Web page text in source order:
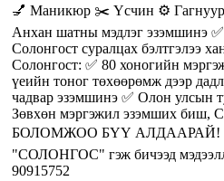
💅 Маникюр ✂️ Үсчин ⚙️ Гагнуур
Анхан шатны мэдлэг эзэмшинэ
Солонгост суралцах бэлтгэлээ
Солонгост: ✅ 80 хоногийн
үеийн тоног төхөөрөмж дээр
чадвар эзэмшинэ ✅ Олон улсын
Зөвхөн мэргэжил эзэмших
БОЛОМЖОО БҮҮ АЛДААРАЙ! ⚠️
"СОЛОНГОС" гэж бичээд
90915752